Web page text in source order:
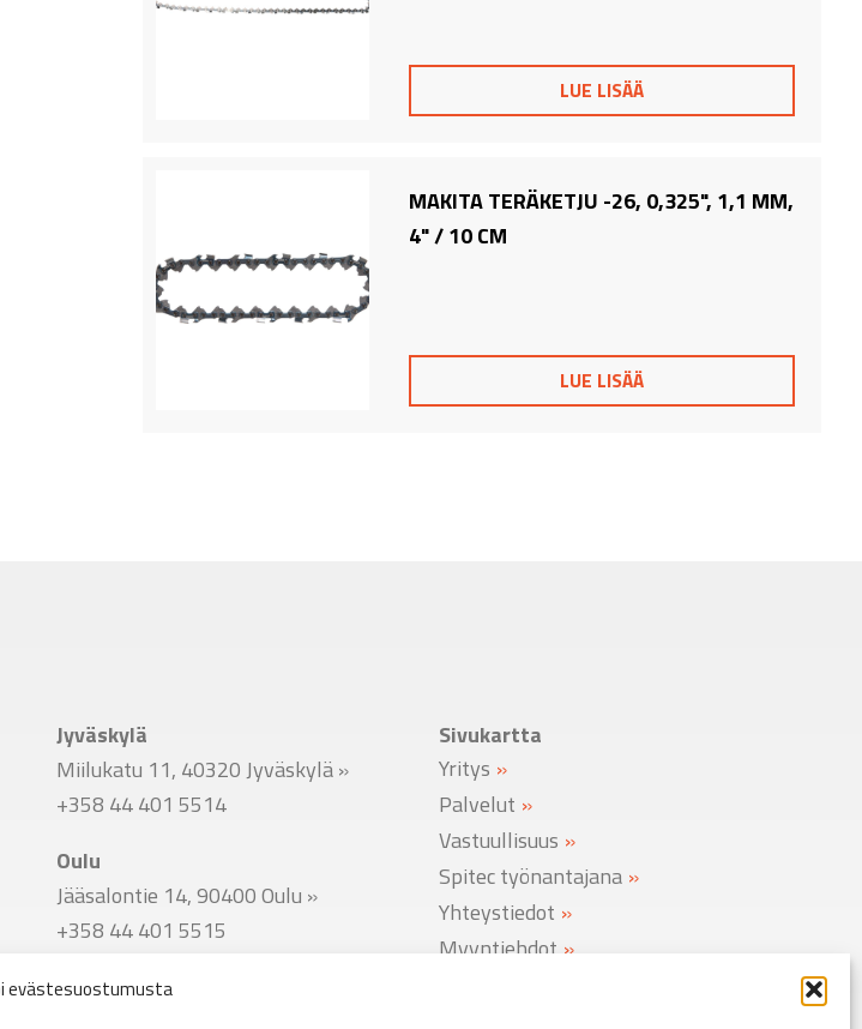
evästesuostumusta
LUE LISÄÄ
MAKITA TERÄKETJU -26, 0,325", 1,1 MM,
4" / 10 CM
LUE LISÄÄ
Jyväskylä
Miilukatu 11, 40320 Jyväskylä»
+358 44 401 5514
Oulu
Jääsalontie 14, 90400 Oulu »
+358 44 401 5515
Sivukartta
Yritys
Palvelut
Vastuullisuus
Spitec työnantajana
Yhteystiedot
Myyntiehdot